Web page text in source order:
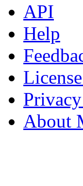
API
Help
About